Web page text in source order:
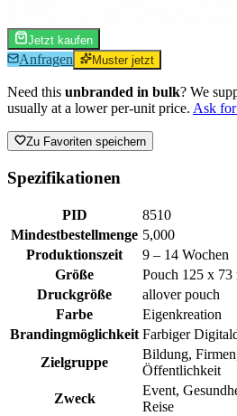
Jetzt kaufen
Anfragen Muster jetzt
Need this unbranded in bulk? We
usually at a lower per-unit price. Ask
Zu Favoriten speichern
Spezifikationen
PID
8510
Mindestbestellmenge 5,000
Produktionszeit
9 – 14 Wochen
Größe
Pouch 125 x 73
Druckgröße
allover pouch
Farbe
Eigenkreation
Brandingmöglichkeit Farbiger
Zielgruppe
Bildung,
Öffentlichkeit
Zweck
Event,
Reise